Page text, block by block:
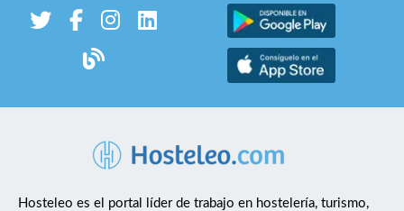
Hosteleo es el portal líder de trabajo en hostelería, turismo,